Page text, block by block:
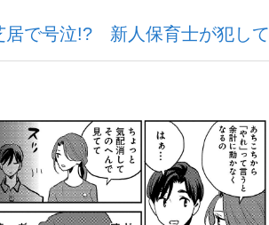
ャパン選手が証言した“NPB聞...
居で号泣!? 新人保育士が犯し